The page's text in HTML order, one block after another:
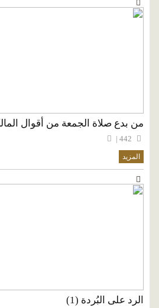
من بدع صلاة الجمعة من أقوال
المزيد
الرد على البُردة (1)